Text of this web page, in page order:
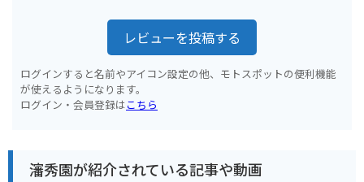
レビューを投稿する
ログインすると名前やアイコン設定の他、モトスポットの便利機能
が使えるようになります。
ログイン・会員登録はこちら
瀋秀園が紹介されている記事や動画